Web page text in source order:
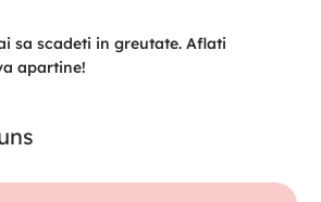
sa scadeti in greutate. Aflati
apartine!